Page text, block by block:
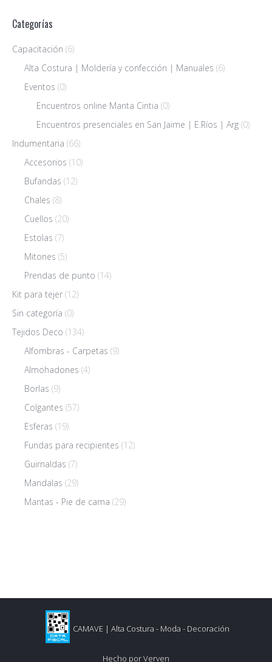
Categorías
Capacitación (6)
Alta Costura | Moldería y confección | Manuales (6)
Eventos (0)
Encuentros online Manta Cintia (0)
Encuentros presenciales en San Jaime | E.Ríos | Arg (0)
Indumentaria (66)
Accesorios (10)
Bufandas (12)
Chales (8)
Cuellos (20)
Estolas (7)
Mitones (5)
Prendas de punto (14)
Kit para tejer (12)
Sin categoría (0)
Tejidos Deco (134)
Alfombras - Carpetas (9)
Almohadones (4)
Borlas (9)
Colgantes (57)
Esferas (19)
Fundas para recipientes (12)
Guirnaldas (7)
Mandalas (29)
Mantas - Pie de cama (29)
CAMAVE | Alta Costura - Moda - Decoración
Hecho porVerven